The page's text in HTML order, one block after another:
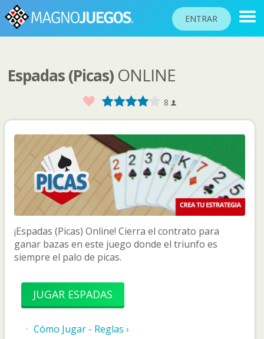
ENTRAR
RANKINGS
COMUNIDAD
AYUDA
PASAPORTE
JUGAR
Idioma del sitio
Espadas (Picas) ONLINE
Favorito 5
3
2
1 8
¡Espadas (Picas) Online! Cierra el contrato para
ganar bazas en este juego donde el triunfo es
siempre el palo de picas.
JUGAR ESPADAS
Cómo Jugar - Reglas ›